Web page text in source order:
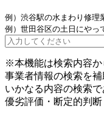
例）渋谷駅の水まわり修理
例）世田谷区の土日にやっ
※本機能は検索内容か
事業者情報の検索を補
いかなる内容の検索
優劣評価・断定的判断